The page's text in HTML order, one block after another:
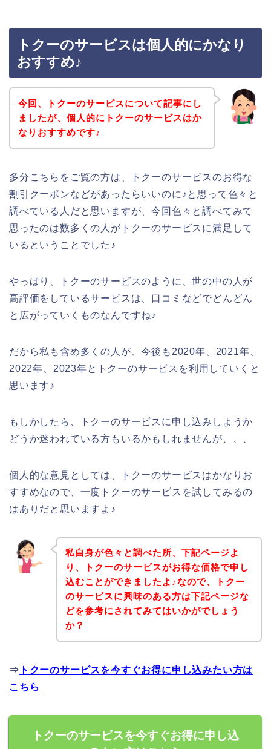
トクーのサービスは個人的にかなり
おすすめ♪
今回、トクーのサービスについて記事にし
ましたが、個人的にトクーのサービスはか
なりおすすめです♪
多分こちらをご覧の方は、トクーのサービスのお得な
割引クーポンなどがあったらいいのに♪と思って色々と
調べている人だと思いますが、今回色々と調べてみて
思ったのは数多くの人がトクーのサービスに満足して
いるということでした♪
やっぱり、トクーのサービスのように、世の中の人が
高評価をしているサービスは、口コミなどでどんどん
と広がっていくものなんですね♪
だから私も含め多くの人が、今後も2020年、2021年、
2022年、2023年とトクーのサービスを利用していくと
思います♪
もしかしたら、トクーのサービスに申し込みしようか
どうか迷われている方もいるかもしれませんが、、、
個人的な意見としては、トクーのサービスはかなりお
すすめなので、一度トクーのサービスを試してみるの
はありだと思いますよ♪
私自身が色々と調べた所、下記ページよ
り、トクーのサービスがお得な価格で申し
込むことができましたよ♪なので、トクー
のサービスに興味のある方は下記ページな
どを参考にされてみてはいかがでしょう
か？
⇒ トクーのサービスを今すぐお得に申し込みたい方は
こちら
トクーのサービスを今すぐお得に申し込